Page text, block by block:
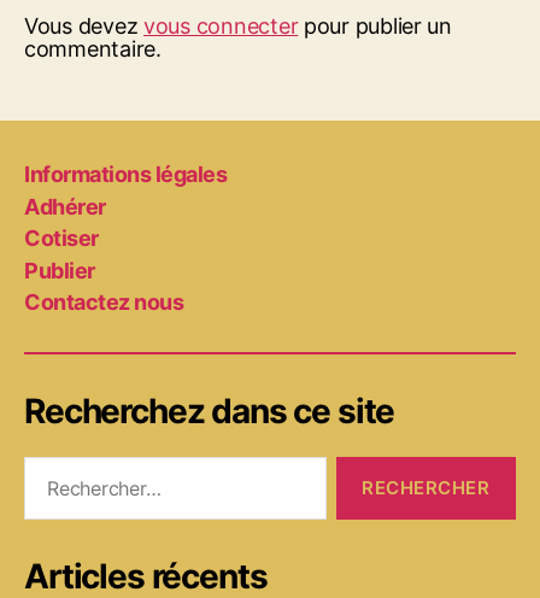
Vous devezvous connecterpour publier un
commentaire.
Informations légales
Adhérer
Cotiser
Publier
Contactez nous
Recherchez dans ce site
Articles récents